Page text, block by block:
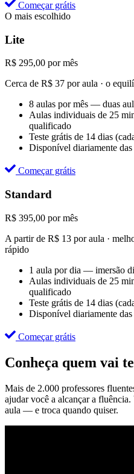
Começar grátis
O mais escolhido
Lite
R$ 295,00 por mês
Cerca de R$ 37 por aula · o
8 aulas por mês — duas
Aulas individuais de 25
qualificado
Teste grátis de 14 dias
Disponível diariamente das
Começar grátis
Standard
R$ 395,00 por mês
A partir de R$ 13 por aula ·
rápido
1 aula por dia — imersão
Aulas individuais de 25
qualificado
Teste grátis de 14 dias
Disponível diariamente das
Começar grátis
Conheça quem vai
Mais de 2.000 professores
ajudar você a alcançar a
aula — e troca quando quiser.